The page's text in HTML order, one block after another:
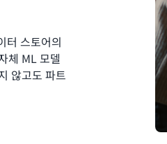
터 스토어의
체 ML 모델
않고도 파트